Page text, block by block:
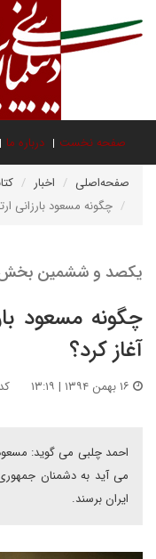
صفحه نخست درباره ما
صفحه‌اصلی اخبار
چگونه مسعود بارزانی
یکصد و ششمین بخش
چگونه مسعود
آغاز کرد؟
کد :
احمد چلبی می گوید:
می آید به دشمنان
ایران برسند.